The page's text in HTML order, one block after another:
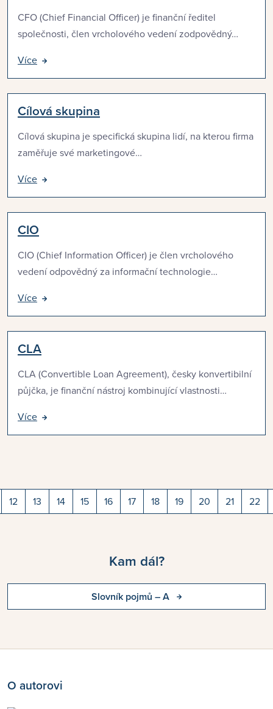
CFO (Chief Financial Officer) je finanční ředitel
společnosti, člen vrcholového vedení zodpovědný…
Více
Cílová skupina
Cílová skupina je specifická skupina lidí, na kterou firma
zaměřuje své marketingové…
Více
CIO
CIO (Chief Information Officer) je člen vrcholového
vedení odpovědný za informační technologie…
Více
CLA
CLA (Convertible Loan Agreement), česky konvertibilní
půjčka, je finanční nástroj kombinující vlastnosti…
Více
12 13 14 15 16 17 18 19 20 21 22
Kam dál?
Slovník pojmů – A
O autorovi